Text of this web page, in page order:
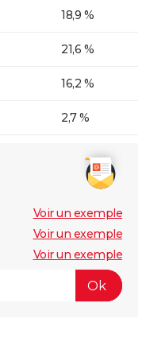
18,9 %
21,6 %
16,2 %
2,7 %
Voir un exemple
Voir un exemple
Voir un exemple